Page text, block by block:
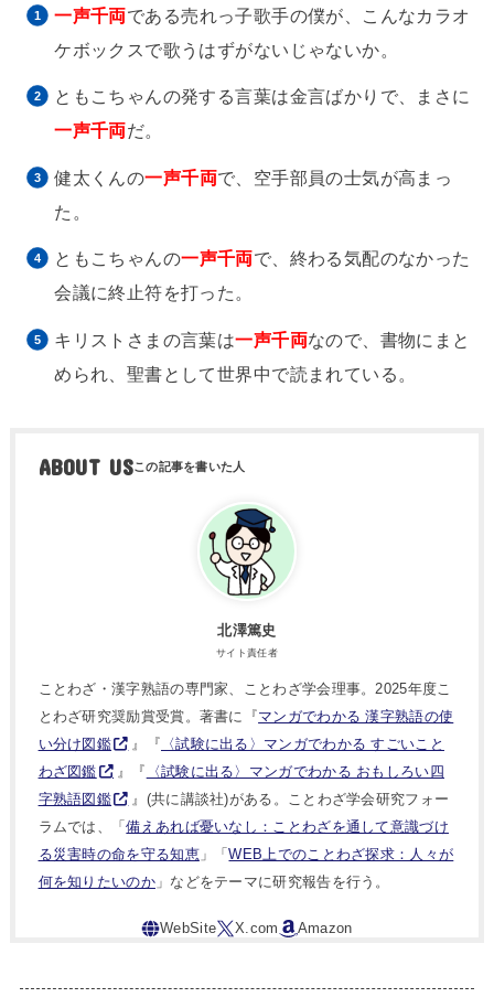
一声千両である売れっ子歌手の僕が、こんなカラオ
ケボックスで歌うはずがないじゃないか。
ともこちゃんの発する言葉は金言ばかりで、まさに
一声千両だ。
健太くんの一声千両で、空手部員の士気が高まっ
た。
ともこちゃんの一声千両で、終わる気配のなかった
会議に終止符を打った。
キリストさまの言葉は一声千両なので、書物にまと
められ、聖書として世界中で読まれている。
ABOUT US
北澤篤史
サイト責任者
ことわざ・漢字熟語の専門家、ことわざ学会理事。2025年度こ
とわざ研究奨励賞受賞。著書に『マンガでわかる 漢字熟語の使
い分け図鑑
』『 〈試験に出る〉マンガでわかる すごいこと
わざ図鑑
』『
〈試験に出る〉マンガでわかる おもしろい四
字熟語図鑑
』(共に講談社)がある。ことわざ学会研究フォー
ラムでは、「備えあれば憂いなし：ことわざを通して意識づけ
る災害時の命を守る知恵」「WEB上でのことわざ探求：人々が
何を知りたいのか」などをテーマに研究報告を行う。